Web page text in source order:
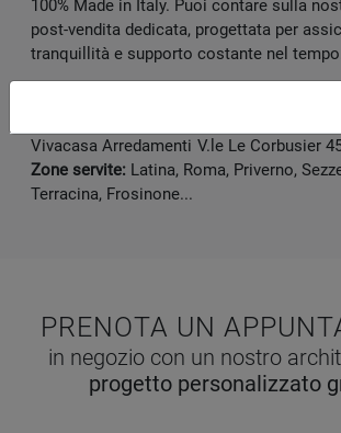
100% Made in Italy. Puoi contare sulla
post-vendita dedicata, progettata per
tranquillità e supporto costante nel
Vivacasa Arredamenti V.le Le Corbusier
Zone servite: Latina, Roma, Priverno,
Terracina, Frosinone...
PRENOTA UN
in negozio con un nostro
progetto personalizzato